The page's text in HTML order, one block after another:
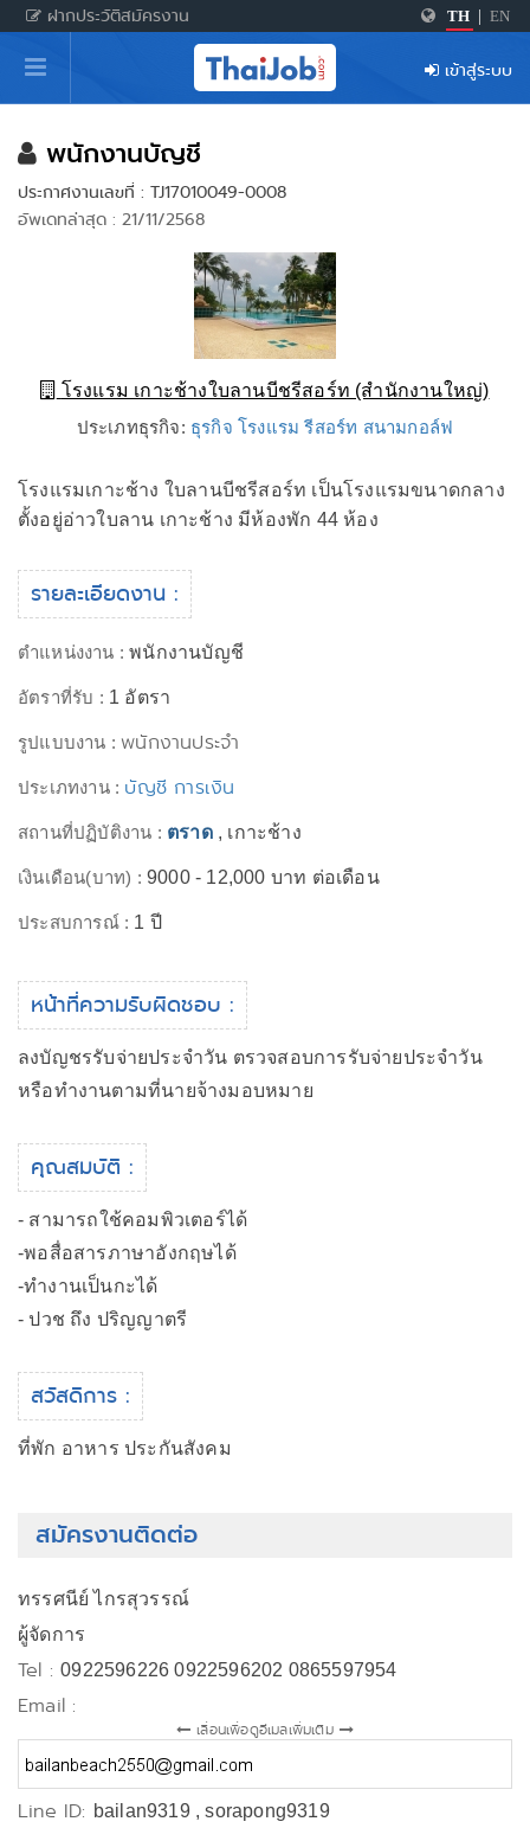
ฝากประวัติสมัครงาน TH EN
หน้าหลัก
ผู้สมัครงาน: เข้าสู่ระบบ
ฝากประวัติสมัครงาน
เกร็ดความรู้
สำหรับผู้ประกอบการ
เข้าสู่ระบบ
พนักงานบัญชี
ประกาศงานเลขที่ : TJ17010049-0008
อัพเดทล่าสุด : 21/11/2568
โรงแรม เกาะช้างใบลานบีชรีสอร์ท (สำนักงานใหญ่)
ประเภทธุรกิจ: ธุรกิจ โรงแรม รีสอร์ท สนามกอล์ฟ
โรงแรมเกาะช้าง ใบลานบีชรีสอร์ท เป็นโรงแรมขนาดกลาง
ตั้งอยู่อ่าวใบลาน เกาะช้าง มีห้องพัก 44 ห้อง
รายละเอียดงาน :
ตำแหน่งงาน :พนักงานบัญชี
อัตราที่รับ : 1 อัตรา
รูปแบบงาน :พนักงานประจำ
ประเภทงาน : บัญชี การเงิน
สถานที่ปฏิบัติงาน : ตราด, เกาะช้าง
เงินเดือน(บาท) : 9000 - 12,000 บาท ต่อเดือน
ประสบการณ์ : 1 ปี
หน้าที่ความรับผิดชอบ :
ลงบัญชรรับจ่ายประจำวัน ตรวจสอบการรับจ่ายประจำวัน
หรือทำงานตามที่นายจ้างมอบหมาย
คุณสมบัติ :
- สามารถใช้คอมพิวเตอร์ได้
-พอสื่อสารภาษาอังกฤษได้
-ทำงานเป็นกะได้
- ปวช ถึง ปริญญาตรี
สวัสดิการ :
ที่พัก อาหาร ประกันสังคม
สมัครงานติดต่อ
ทรรศนีย์ ไกรสุวรรณ์
ผู้จัดการ
Tel :0922596226 0922596202 0865597954
Email :
เลื่อนเพื่อดูอีเมลเพิ่มเติม
Line ID: bailan9319 , sorapong9319